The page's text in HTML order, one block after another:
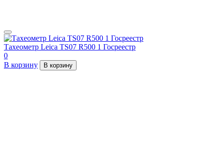
Тахеометр Leica TS07 R500 1 Госреестр
0
В корзину
В корзину